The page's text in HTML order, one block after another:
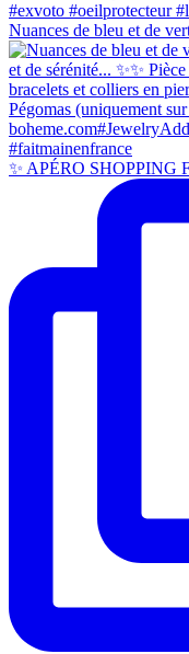
Nuances de bleu et de
✨ APÉRO SHOPPING